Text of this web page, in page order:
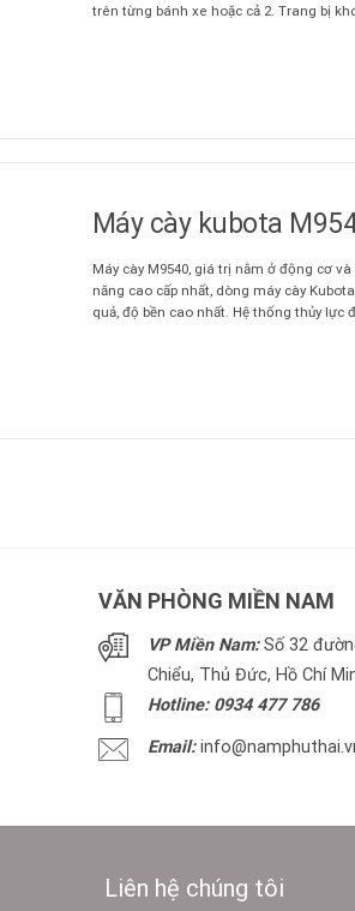
trên từng bánh xe hoặc cả 2. Trang bị
Máy cày kubota
Máy cày M9540, giá trị nằm ở động cơ
năng cao cấp nhất, dòng máy cày
quả, độ bền cao nhất. Hệ thống thủy lực
VĂN PHÒNG MIỀN NAM
VP Miền Nam:Số 32
Chiểu, Thủ Đức, Hồ Chí
Hotline: 0934 477 786
Email:
Liên hệ chúng tôi